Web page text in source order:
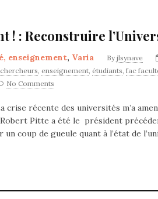
! : Reconstruire
enseignement, Varia By jlsynave
, enseignement, étudiants, fac
No Comments
crise récente des universités m’a
Pitte a été le président
un coup de gueule quant à l’état de